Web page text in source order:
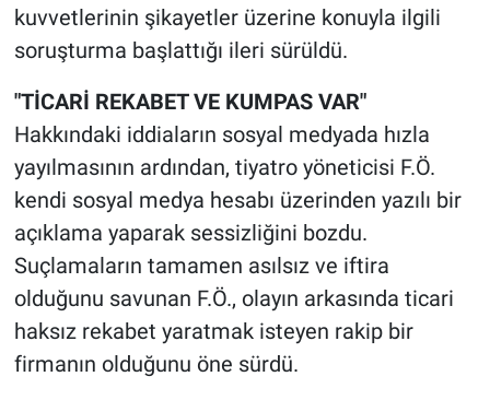
kuvvetlerinin şikayetler üzerine konuyla ilgili
soruşturma başlattığı ileri sürüldü.
"TİCARİ REKABET VE KUMPAS VAR"
Hakkındaki iddiaların sosyal medyada hızla
yayılmasının ardından, tiyatro yöneticisi F.Ö.
kendi sosyal medya hesabı üzerinden yazılı bir
açıklama yaparak sessizliğini bozdu.
Suçlamaların tamamen asılsız ve iftira
olduğunu savunan F.Ö., olayın arkasında ticari
haksız rekabet yaratmak isteyen rakip bir
firmanın olduğunu öne sürdü.